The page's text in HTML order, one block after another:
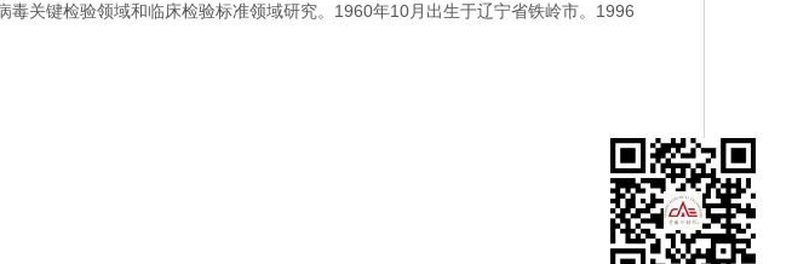
关键检验领域和临床检验标准领域研究。1960年10月出生于辽宁省铁岭市。1996